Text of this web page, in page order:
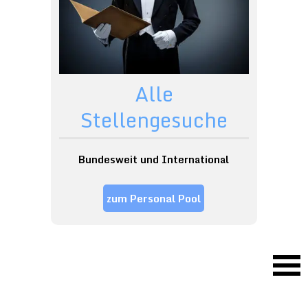
Alle
Stellengesuche
Bundesweit und International
zum Personal Pool